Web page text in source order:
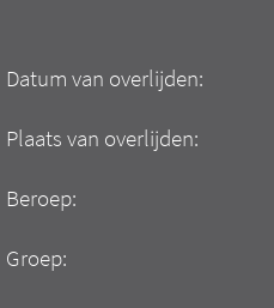
Datum van overlijden:
Plaats van overlijden:
Beroep:
Groep: